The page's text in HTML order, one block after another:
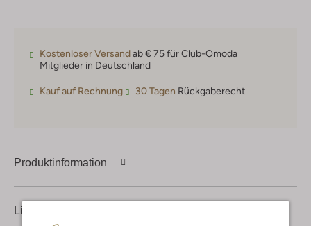
Kostenloser Versandab € 75 für Club-Omoda
Mitglieder in Deutschland
Kauf auf Rechnung 30 Tagen Rückgaberecht
Produktinformation
Lieferung & Rückgabe